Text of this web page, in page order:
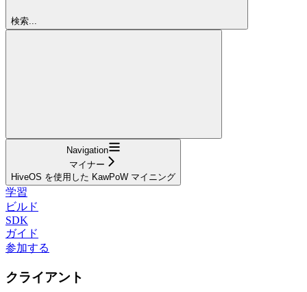
検索...
Navigation
マイナー
HiveOS を使用した KawPoW マイニング
学習
ビルド
SDK
ガイド
参加する
クライアント